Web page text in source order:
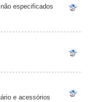
especificados
e acessórios